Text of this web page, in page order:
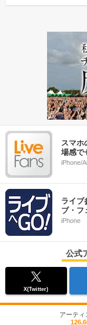
スマホ
場感で
iPhone/
ライブ
ブ・フ
iPhone
公式
X(Twitter)
アーティ